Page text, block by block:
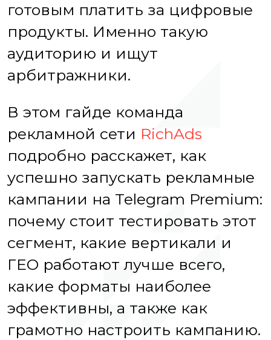
готовым платить за цифровые
продукты. Именно такую
аудиторию и ищут
арбитражники.
В этом гайде команда
рекламной сети RichAds
подробно расскажет, как
успешно запускать рекламные
кампании на Telegram Premium:
почему стоит тестировать этот
сегмент, какие вертикали и
ГЕО работают лучше всего,
какие форматы наиболее
эффективны, а также как
грамотно настроить кампанию.